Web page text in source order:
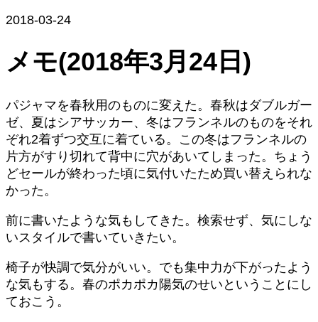
2018-03-24
メモ(2018年3月24日)
パジャマを春秋用のものに変えた。春秋はダブルガー
ゼ、夏はシアサッカー、冬はフランネルのものをそれ
ぞれ2着ずつ交互に着ている。この冬はフランネルの
片方がすり切れて背中に穴があいてしまった。ちょう
どセールが終わった頃に気付いたため買い替えられな
かった。
前に書いたような気もしてきた。検索せず、気にしな
いスタイルで書いていきたい。
椅子が快調で気分がいい。でも集中力が下がったよう
な気もする。春のポカポカ陽気のせいということにし
ておこう。